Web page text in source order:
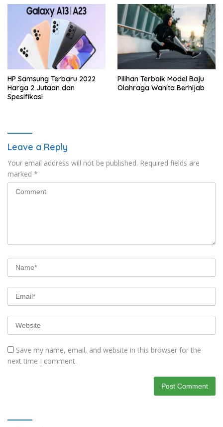
HP Samsung Terbaru 2022
Harga 2 Jutaan dan
Spesifikasi
Pilihan Terbaik Model Baju
Olahraga Wanita Berhijab
Leave a Reply
Your email address will not be published. Required fields are
marked *
Save my name, email, and website in this browser for the
next time I comment.